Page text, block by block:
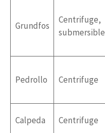
Grundfos
Centrifuge,
submersible
Pedrollo Centrifuge
Calpeda Centrifuge